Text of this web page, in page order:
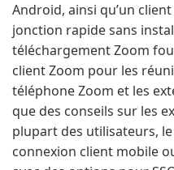
Android, ainsi qu’un
jonction rapide sans
téléchargement Zoom
client Zoom pour les
téléphone Zoom et les
que des conseils sur les
plupart des utilisateurs,
connexion client mobile